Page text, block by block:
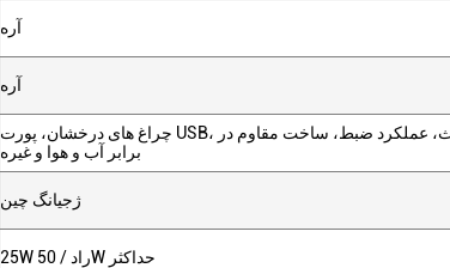
آره
آره
چراغ های درخشان، پورت USB، اتصال بلوتوث، عملکرد ضبط، ساخت مقاوم در
برابر آب و هوا و غیره
ژجیانگ چین
25W راد / 50W حداکثر